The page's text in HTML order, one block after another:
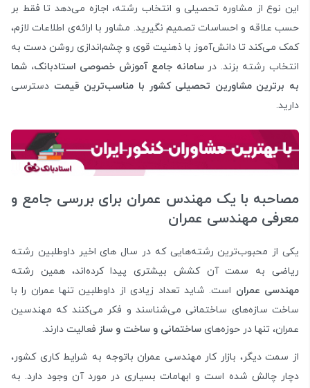
این نوع از مشاوره تحصیلی و انتخاب رشته، اجازه می‌دهد تا فقط بر
حسب علاقه و احساسات تصمیم نگیرید. مشاور با ارائه‌ی اطلاعات لازم،
کمک می‌کند تا دانش‌آموز با ذهنیت قوی و چشم‌اندازی روشن دست به
انتخاب رشته بزند. درسامانه جامع آموزش خصوصی استادبانک، شما
به برترین مشاورین تحصیلی کشور با مناسب‌ترین قیمت دسترسی
دارید.
مصاحبه با یک مهندس عمران برای بررسی جامع و
معرفی مهندسی عمران
یکی از محبوب‌ترین رشته‌هایی که در سال های اخیر داوطلبین رشته
ریاضی به سمت آن کشش بیشتری پیدا کرده‌اند، همین رشته
مهندسی عمران است. شاید تعداد زیادی از داوطلبین تنها عمران را با
ساخت سازه‌های ساختمانی می‌شناسند و فکر می‌کنند که مهندسین
عمران، تنها در حوزه‌های ساختمانی و ساخت و ساز فعالیت دارند.
از سمت دیگر، بازار کار مهندسی عمران باتوجه به شرایط کاری کشور،
دچار چالش شده است و ابهامات بسیاری در مورد آن وجود دارد. به